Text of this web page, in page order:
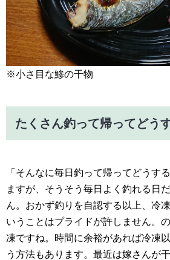
※小さ目な鯵の干物
たくさん釣って帰ってどう
「そんなに毎日釣って帰ってどうす
ますが、そうそう毎日よく釣れる日
ん。おかず釣りを自認する以上、冷
いうことはプライドが許しません。
凍ですね。時間に余裕があれば冷凍
う方法もあります。最近は嫁さんが